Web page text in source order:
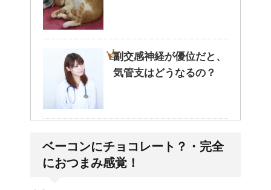
副交感神経が優位だと、
気管支はどうなるの？
『優』の位置づけは？
ベーコンにチョコレート？・完全
におつまみ感覚！